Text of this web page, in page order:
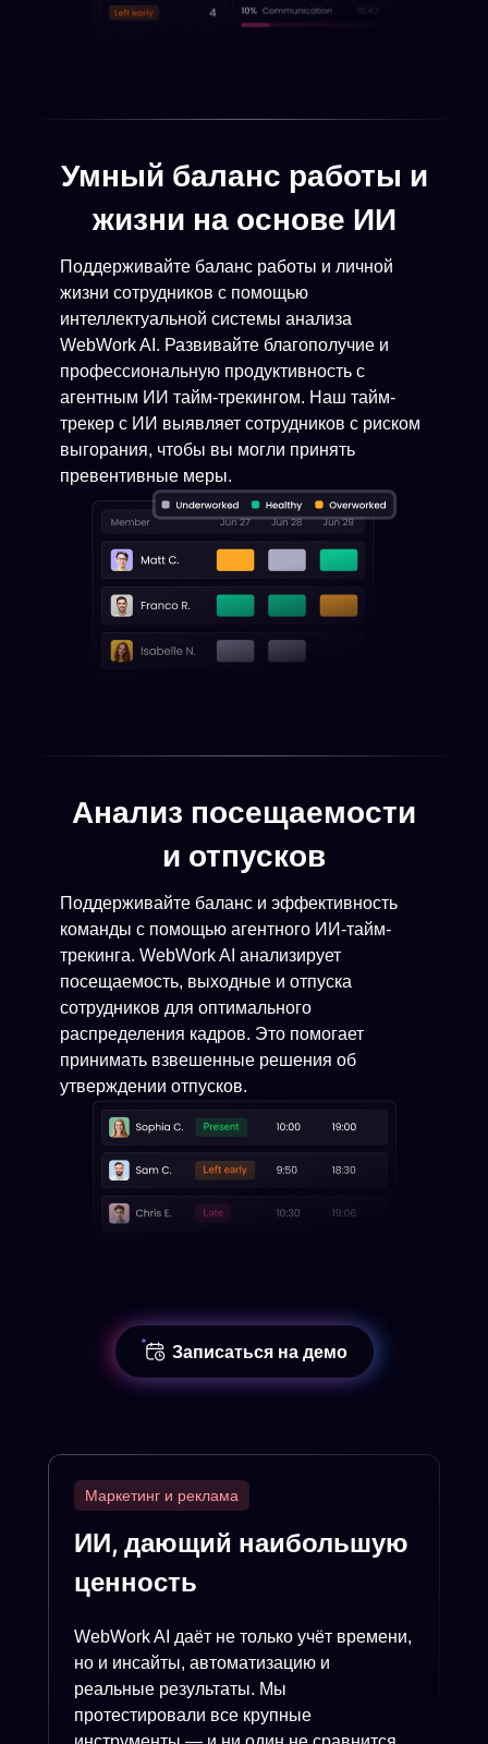
Умный баланс работы и
жизни на основе ИИ
Поддерживайте баланс работы и личной
жизни сотрудников с помощью
интеллектуальной системы анализа
WebWork AI. Развивайте благополучие и
профессиональную продуктивность с
агентным ИИ тайм-трекингом. Наш тайм-
трекер с ИИ выявляет сотрудников с риском
выгорания, чтобы вы могли принять
превентивные меры.
Анализ посещаемости
и отпусков
Поддерживайте баланс и эффективность
команды с помощью агентного ИИ-тайм-
трекинга. WebWork AI анализирует
посещаемость, выходные и отпуска
сотрудников для оптимального
распределения кадров. Это помогает
принимать взвешенные решения об
утверждении отпусков.
Записаться на демо
Маркетинг и реклама
ИИ, дающий наибольшую
ценность
WebWork AI даёт не только учёт времени,
но и инсайты, автоматизацию и
реальные результаты. Мы
протестировали все крупные